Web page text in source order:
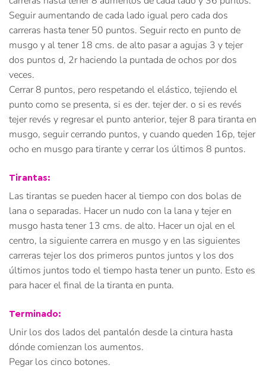
Seguir aumentando de cada lado igual pero cada dos
carreras hasta tener 50 puntos. Seguir recto en punto de
musgo y al tener 18 cms. de alto pasar a agujas 3 y tejer
dos puntos d, 2r haciendo la puntada de ochos por dos
veces.
Cerrar 8 puntos, pero respetando el elástico, tejiendo el
punto como se presenta, si es der. tejer der. o si es revés
tejer revés y regresar el punto anterior, tejer 8 para tiranta en
musgo, seguir cerrando puntos, y cuando queden 16p, tejer
ocho en musgo para tirante y cerrar los últimos 8 puntos.
Tirantas:
Las tirantas se pueden hacer al tiempo con dos bolas de
lana o separadas. Hacer un nudo con la lana y tejer en
musgo hasta tener 13 cms. de alto. Hacer un ojal en el
centro, la siguiente carrera en musgo y en las siguientes
carreras tejer los dos primeros puntos juntos y los dos
últimos juntos todo el tiempo hasta tener un punto. Esto es
para hacer el final de la tiranta en punta.
Terminado:
Unir los dos lados del pantalón desde la cintura hasta
dónde comienzan los aumentos.
Pegar los cinco botones.